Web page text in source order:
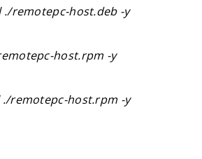
remotepc-host.deb -y
host.rpm -y
remotepc-host.rpm -y